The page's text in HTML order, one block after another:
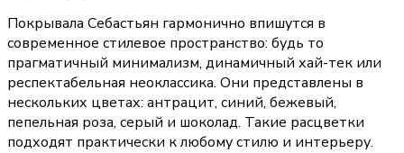
Покрывала Себастьян гармонично впишутся в
современное стилевое пространство: будь то
прагматичный минимализм, динамичный хай-тек или
респектабельная неоклассика. Они представлены в
нескольких цветах: антрацит, синий, бежевый,
пепельная роза, серый и шоколад. Такие расцветки
подходят практически к любому стилю и интерьеру.